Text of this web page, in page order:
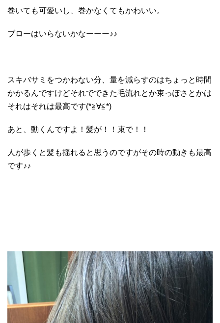
巻いても可愛いし、巻かなくてもかわいい。
ブローはいらないかなーーー♪♪
スキバサミをつかわない分、量を減らすのはちょっと時間
かかるんですけどそれでできた毛流れとか束っぽさとかは
それはそれは最高です(*≧∀≦*)
あと、動くんですよ！髪が！！束で！！
人が歩くと髪も揺れると思うのですがその時の動きも最高
です♪♪